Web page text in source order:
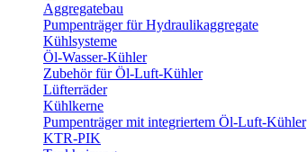
Aggregatebau
Pumpenträger für Hydraulikaggregate
Kühlsysteme
Öl-Wasser-Kühler
Zubehör für Öl-Luft-Kühler
Lüfterräder
Kühlkerne
Pumpenträger mit integriertem Öl-Luft-Kühler
KTR-PIK